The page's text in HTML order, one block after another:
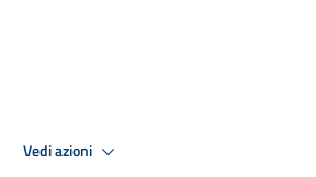
Vedi azioni